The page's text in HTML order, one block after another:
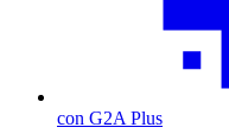
con G2A Plus